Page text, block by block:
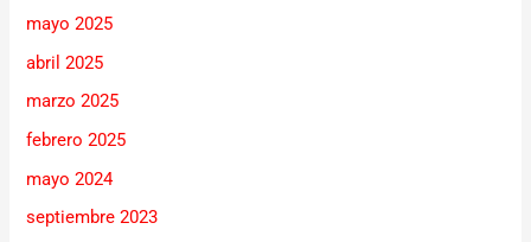
mayo 2025
abril 2025
marzo 2025
febrero 2025
mayo 2024
septiembre 2023